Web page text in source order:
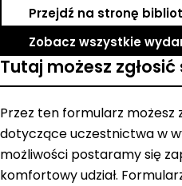
Przejdź na stronę
Zobacz wszystkie
Tutaj możesz
Przez ten formularz możesz
dotyczące uczestnictwa w
możliwości postaramy się
komfortowy udział.